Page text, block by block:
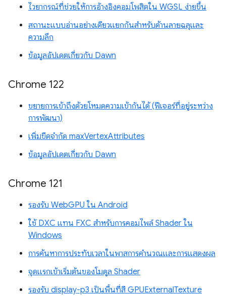
ไวยากรณ์ที่ช่วยให้การอ้างอิงคอมโพสิตใน WGSL ง่ายขึ้น
สถานะแบบอ่านอย่างเดียวแยกกันสำหรับด้านลายฉลุและ
ความลึก
ข้อมูลอัปเดตเกี่ยวกับ Dawn
Chrome 122
ขยายการเข้าถึงด้วยโหมดความเข้ากันได้ (ฟีเจอร์ที่อยู่ระหว่าง
การพัฒนา)
เพิ่มขีดจำกัด maxVertexAttributes
ข้อมูลอัปเดตเกี่ยวกับ Dawn
Chrome 121
รองรับ WebGPU ใน Android
ใช้ DXC แทน FXC สำหรับการคอมไพล์ Shader ใน
Windows
การค้นหาการประทับเวลาในพาสการคำนวณและการแสดงผล
จุดแรกเข้าเริ่มต้นของโมดูล Shader
รองรับ display-p3 เป็นพื้นที่สี GPUExternalTexture